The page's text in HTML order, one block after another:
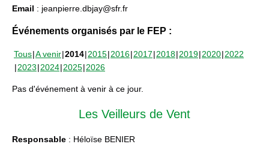
Email : jeanpierre.dbjay@sfr.fr
Événements organisés par le FEP :
Tous A venir 2014 2015 2016 2017 2018 2019 2020 2022
2023 2024 2025 2026
Pas d'événement à venir à ce jour.
Les Veilleurs de Vent
Responsable : Héloïse BENIER